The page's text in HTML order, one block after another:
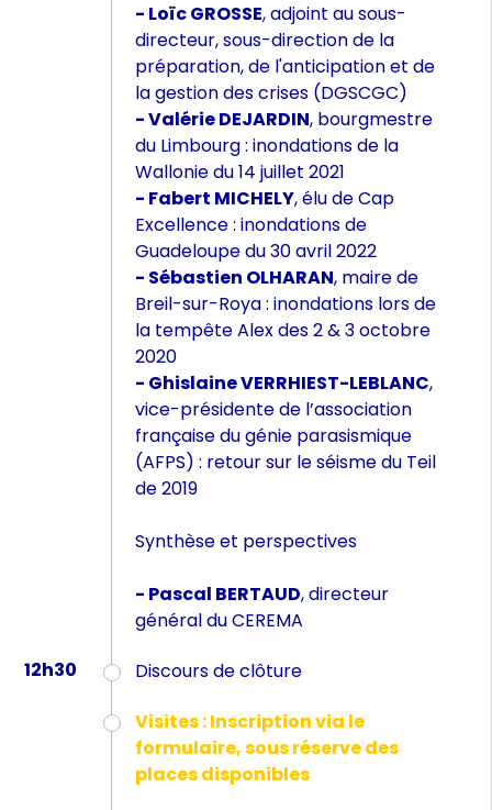
- Loïc GROSSE, adjoint au sous-
directeur, sous-direction de la
préparation, de l'anticipation et de
la gestion des crises (DGSCGC)
- Valérie DEJARDIN, bourgmestre
du Limbourg : inondations de la
Wallonie du 14 juillet 2021
- Fabert MICHELY, élu de Cap
Excellence : inondations de
Guadeloupe du 30 avril 2022
- Sébastien OLHARAN, maire de
Breil-sur-Roya : inondations lors de
la tempête Alex des 2 & 3 octobre
2020
- Ghislaine VERRHIEST-LEBLANC,
vice-présidente de l’association
française du génie parasismique
(AFPS) : retour sur le séisme du Teil
de 2019
Synthèse et perspectives
- Pascal BERTAUD, directeur
général du CEREMA
12h30
Discours de clôture
Visites : Inscription via le
formulaire, sous réserve des
places disponibles